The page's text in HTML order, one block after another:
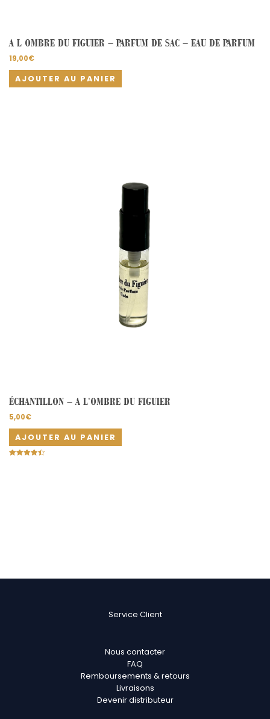
A L OMBRE DU FIGUIER – PARFUM DE SAC – EAU DE PARFUM
19,00€
AJOUTER AU PANIER
ÉCHANTILLON – A L’OMBRE DU FIGUIER
5,00€
AJOUTER AU PANIER
Service Client
Nous contacter
FAQ
Remboursements & retours
Livraisons
Devenir distributeur